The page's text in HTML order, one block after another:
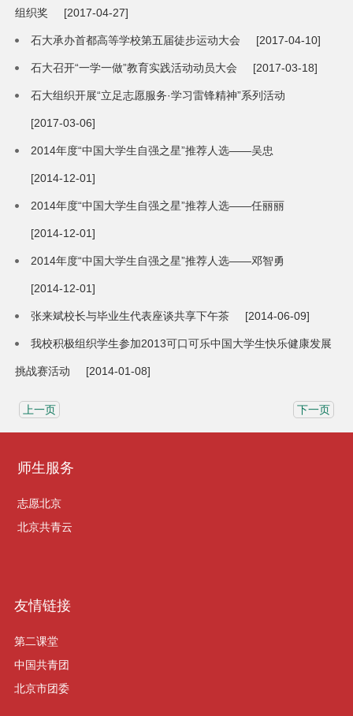
组织奖 [2017-04-27]
石大承办首都高等学校第五届徒步运动大会 [2017-04-10]
石大召开“一学一做”教育实践活动动员大会 [2017-03-18]
石大组织开展“立足志愿服务·学习雷锋精神”系列活动
[2017-03-06]
2014年度“中国大学生自强之星”推荐人选——吴忠
[2014-12-01]
2014年度“中国大学生自强之星”推荐人选——任丽丽
[2014-12-01]
2014年度“中国大学生自强之星”推荐人选——邓智勇
[2014-12-01]
张来斌校长与毕业生代表座谈共享下午茶 [2014-06-09]
我校积极组织学生参加2013可口可乐中国大学生快乐健康发展
挑战赛活动 [2014-01-08]
上一页 下一页
师生服务
志愿北京
北京共青云
友情链接
第二课堂
中国共青团
北京市团委